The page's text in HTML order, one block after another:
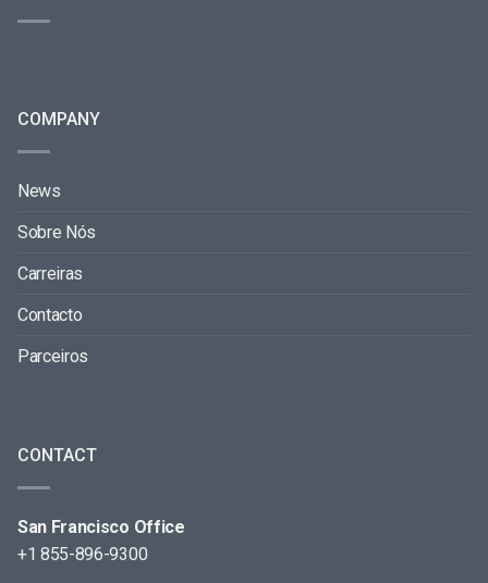
COMPANY
News
Sobre Nós
Carreiras
Contacto
Parceiros
CONTACT
San Francisco Office
+1 855-896-9300